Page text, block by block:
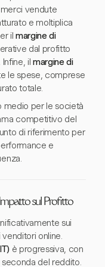
vendute
e moltiplica
il margine di
dal profitto
Infine, ilmargine di
le spese, comprese
totale.
medio per le società
competitivo del
di riferimento per
e
sul Profitto
sui
online.
è progressiva, con
seconda del reddito.